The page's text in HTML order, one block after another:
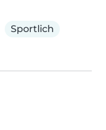
Sportlich